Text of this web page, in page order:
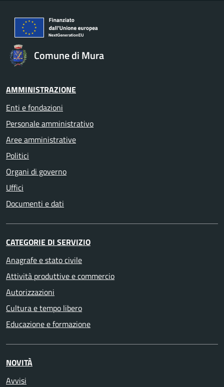
Comune di Mura
AMMINISTRAZIONE
Enti e fondazioni
Personale amministrativo
Aree amministrative
Politici
Organi di governo
Uffici
Documenti e dati
CATEGORIE DI SERVIZIO
Anagrafe e stato civile
Attività produttive e commercio
Autorizzazioni
Cultura e tempo libero
Educazione e formazione
NOVITÀ
Avvisi